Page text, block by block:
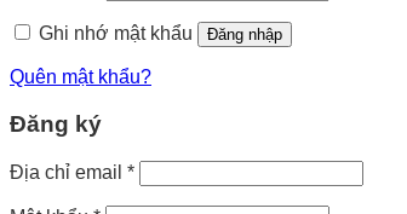
Ghi nhớ mật khẩu Đăng nhập
Quên mật khẩu?
Đăng ký
Địa chỉ email *